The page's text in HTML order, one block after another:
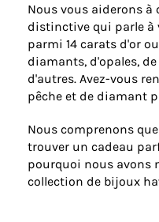
Nous vous aiderons
distinctive qui parle à
parmi 14 carats d'or
diamants, d'opales,
d'autres. Avez-vous
pêche et de diamant
Nous comprenons
trouver un cadeau
pourquoi nous avons
collection de bijoux